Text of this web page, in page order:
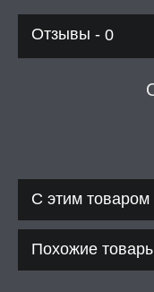
Отзывы - 0
С этим товаром
Похожие